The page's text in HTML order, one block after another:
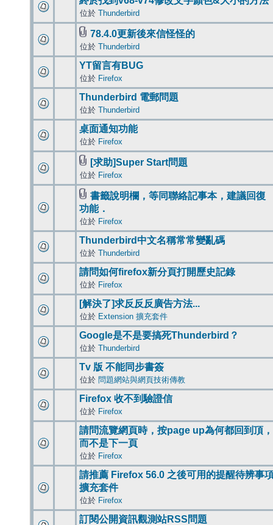
位於 Thunderbird
78.4.0更新後來信怪怪的
位於 Thunderbird
YT留言有BUG
位於 Firefox
Thunderbird 電郵問題
位於 Thunderbird
桌面通知功能
位於 Firefox
[求助]Super Start問題
位於 Firefox
書籤說明欄，等同聯絡記事本，建議回復
功能．
位於 Firefox
Thunderbird中文名稱常常變亂碼
位於 Thunderbird
請問如何firefox新分頁打開歷史記錄
位於 Firefox
[解決了]求反反反廣告方法...
位於 Extension 擴充套件
Google是不是要搞死Thunderbird？
位於 Thunderbird
Tv 版 不能同步書簽
位於 問題網站與網頁技術傳教
Firefox 收不到驗證信
位於 Firefox
請問流覽網頁時，按page up為何都回到頂，
而不是下一頁
位於 Firefox
請推薦 Firefox 56.0 之後可用的提醒待辨事
擴充套件
位於 Firefox
訂閱公開資訊觀測站RSS問題